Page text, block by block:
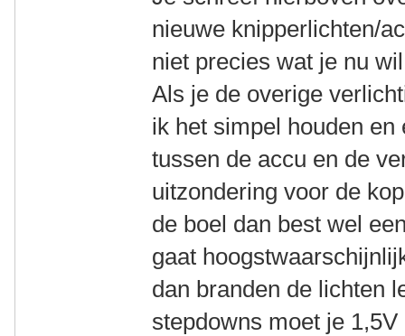
nieuwe knipperlichten/
niet precies wat je nu
Als je de overige
ik het simpel houden
tussen de accu en de
uitzondering voor de
de boel dan best wel
gaat
dan branden de lichten
stepdowns moet je